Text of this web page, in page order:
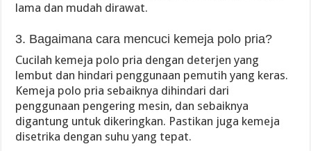
lama dan mudah dirawat.
3. Bagaimana cara mencuci kemeja polo pria?
Cucilah kemeja polo pria dengan deterjen yang
lembut dan hindari penggunaan pemutih yang keras.
Kemeja polo pria sebaiknya dihindari dari
penggunaan pengering mesin, dan sebaiknya
digantung untuk dikeringkan. Pastikan juga kemeja
disetrika dengan suhu yang tepat.